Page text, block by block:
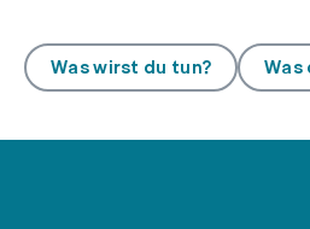
Was wirst du tun?